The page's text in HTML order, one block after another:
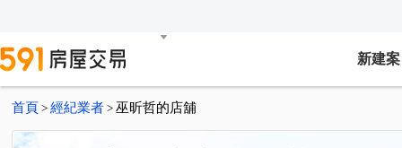
新建案
首頁 > 經紀業者 > 巫昕哲的店舖